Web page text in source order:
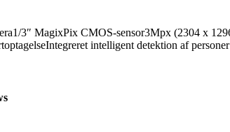
3″ MagixPix CMOS-sensor3Mpx (2304 x
intelligent detektion af